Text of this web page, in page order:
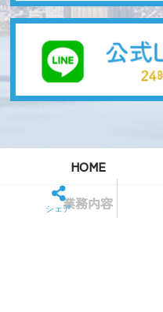
HOME
業務内容
シェア